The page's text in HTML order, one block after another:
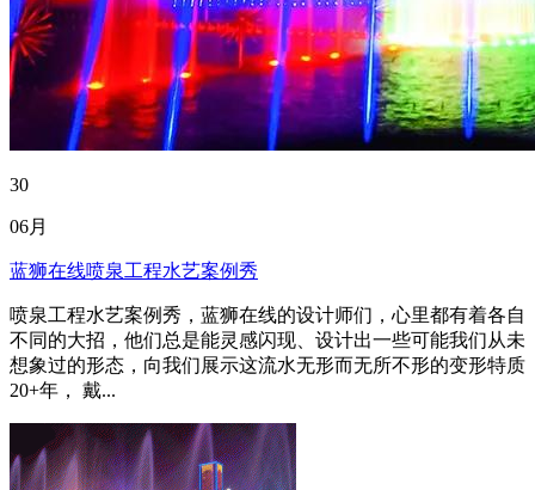
30
06月
蓝狮在线喷泉工程水艺案例秀
喷泉工程水艺案例秀，蓝狮在线的设计师们，心里都有着各自
不同的大招，他们总是能灵感闪现、设计出一些可能我们从未
想象过的形态，向我们展示这流水无形而无所不形的变形特质
20+年， 戴...